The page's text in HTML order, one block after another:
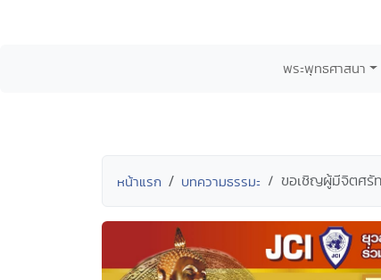
พระพุทธศาสนา
หน้าแรก บทความธรรมะ ขอเชิญผู้มีจิตศรั